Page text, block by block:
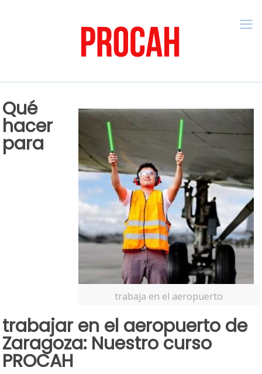
trabaja en el aeropuerto
Qué
hacer
para
trabajar en el aeropuerto de
Zaragoza: Nuestro curso
PROCAH